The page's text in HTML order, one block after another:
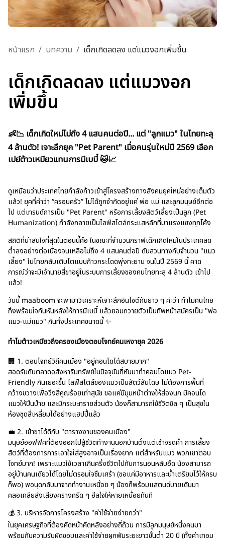
หน้าแรก / บทความ / เด็กเกิดลดลง แต่แมวงอกเพิ่มขึ้น
เด็กเกิดลดลง แต่แมวงอก
เพิ่มขึ้น
👶📉 เด็กเกิดใหม่ไม่ถึง 4 แสนคนต่อปี... แต่ "ลูกแมว" ในไทยทะลุ
4 ล้านตัว! เจาะลึกยุค "Pet Parent" เมื่อคนรุ่นใหม่ปี 2569 เลือก
เปย์ต้าวเหมียวแทนการมีเบบี๋ 🐱📈
ดูเหมือนว่าประเทศไทยกำลังก้าวเข้าสู่โครงสร้างทางสังคมยุคใหม่อย่างเต็มตัว
แล้ว! ยุคที่คำว่า “ครอบครัว” ไม่ได้ถูกจำกัดอยู่แค่ พ่อ แม่ และลูกมนุษย์อีกต่อ
ไป แต่เทรนด์การเป็น "Pet Parent" หรือการเลี้ยงสัตว์เลี้ยงเป็นลูก (Pet
Humanization) กำลังกลายเป็นไลฟ์สไตล์กระแสหลักที่มาแรงแซงทุกโค้ง
สถิติที่น่าสนใจที่สุดในตอนนี้คือ ในขณะที่จำนวนกราฟเด็กเกิดใหม่ในประเทศลด
ต่ำลงอย่างต่อเนื่องจนเหลือไม่ถึง 4 แสนคนต่อปี ดันสวนทางกับจำนวน "แมว
เลี้ยง" ในไทยกลับเติบโตแบบก้าวกระโดดพุ่งทะยาน จนในปี 2569 นี้ คาด
การณ์ว่าจะมีเจ้านายสี่ขาอยู่ในระบบการเลี้ยงของคนไทยทะลุ 4 ล้านตัว เข้าไป
แล้ว!
วันนี้ maaboom จะพามาวิเคราะห์เจาะลึกอินไซต์กันยาว ๆ ค่ะว่า ทำไมคนไทย
ถึงพร้อมใจกันหันหลังให้การมีเบบี๋ แล้วยอมถวายตัวเป็นทัพหน้าสมัครเป็น "พ่อ
แมว-แม่แมว" กันทั้งประเทศขนาดนี้ ✨
ทำไมต้าวเหมียวถึงครองเมืองตอบโจทย์คนเหงายุค 2026
🏢 1. ตอบโจทย์วิถีคนเมือง "อยู่คอนโดได้สบายมาก"
สอดรับกับตลาดอสังหาริมทรัพย์ในปัจจุบันที่หันมาทำคอนโดแนว Pet-
Friendly กันเยอะขึ้น ไลฟ์สไตล์ของแมวเป็นสัตว์สันโดษ ไม่ต้องการพื้นที่
กว้างขวางเพื่อวิ่งสี่คูณร้อยเท่าสุนัข ขอแค่มีมุมหน้าต่างให้ส่องนก มีคอนโด
แมวให้ปีนป่าย และมีกระบะทรายส่วนตัว น้องก็สามารถใช้ชีวิตชิล ๆ เป็นสุขใน
ห้องชุดสี่เหลี่ยมได้อย่างแฮปปี้แล้ว
💼 2. เข้าขาได้ดีกับ "ตารางงานของคนเมือง"
มนุษย์ออฟฟิศที่ต้องออกไปสู้ชีวิตทำงานนอกบ้านตั้งแต่เช้าจรดค่ำ การเลี้ยง
สัตว์ที่ต้องการการเอาใจใส่สูงอาจเป็นเรื่องยาก แต่สำหรับแมว พวกเขาตอบ
โจทย์มาก! เพราะแมวใช้เวลาเกินครึ่งชีวิตไปกับการนอนหลับอืด น้องสามารถ
อยู่บ้านคนเดียวได้โดยไม่ตรอมใจซึมเศร้า (ขอแค่มีอาหารและน้ำเตรียมไว้ให้ครบ
ก็พอ) พอนุดกลับมาจากทำงานเหนื่อย ๆ น้องก็พร้อมแสตนด์บายเดินมา
คลอเคลียส่งเสียงครางครืด ๆ ฮีลใจให้หายเหนื่อยทันที
💰 3. บริหารจัดการโครงสร้าง "ค่าใช้จ่ายง่ายกว่า"
ในยุคเศรษฐกิจที่ต้องคิดหน้าคิดหลังอย่างถี่ถ้วน การมีลูกมนุษย์หนึ่งคนมา
พร้อมกับความรับผิดชอบและค่าใช้จ่ายผูกพันระยะยาวขั้นต่ำ 20 ปี (ทั้งค่าเทอม